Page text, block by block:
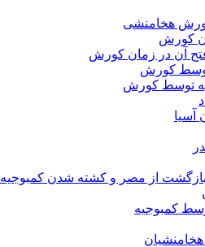
هخامنشی
کورش
فتح آن در زمان کورش
کورش
توسط کورش
آسیا
بازگشت از مصر و کشته شدن کمبوجیه
کمبوجیه